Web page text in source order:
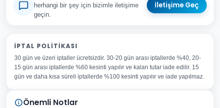
herhangi bir şey için bizimle iletişime
geçin.
İletişime Geç
Adınız Soyadınız
E-posta Adresiniz
Konu
Sorunuz
İPTAL POLITIKASI
30 gün ve üzeri iptaller ücretsizdir. 30-20 gün arası iptallerde %40, 20-
15 gün arası iptallerde %60 kesinti yapılır ve kalan tutar iade edilir. 15
gün ve daha kısa süreli iptallerde %100 kesinti yapılır ve iade yapılmaz.
Önemli Notlar